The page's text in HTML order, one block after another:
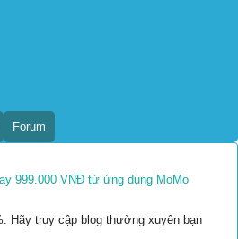
Forum
999.000 VNĐ từ ứng dụng MoMo
Hãy truy cập blog thường xuyên bạn